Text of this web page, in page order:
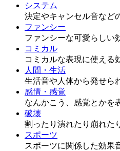
システム
決定やキャンセル音など
ファンシー
ファンシーな可愛らしい
コミカル
コミカルな表現に使える
人間・生活
生活音や人体から発せら
感情・感覚
なんかこう、感覚とかを
破壊
割ったり潰れたり崩れた
スポーツ
スポーツに関係した効果